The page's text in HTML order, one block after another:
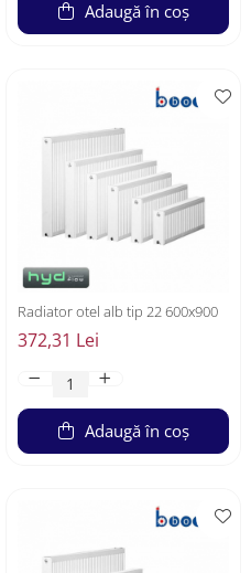
Adaugă în coș
Radiator otel alb tip 22 600x900
372,31 Lei
Adaugă în coș